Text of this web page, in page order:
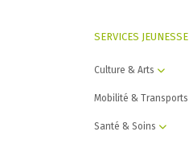
SERVICES JEUNESSE
Culture & Arts
Mobilité & Transports
Santé & Soins